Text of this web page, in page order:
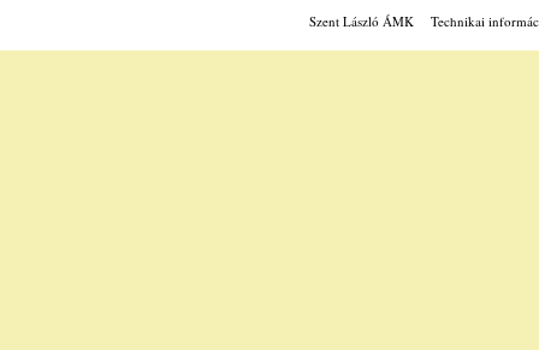
Szent László ÁMK Technikai